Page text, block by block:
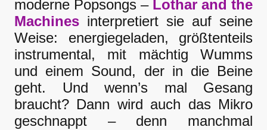
moderne Popsongs – Lothar and the
Machines interpretiert sie auf seine
Weise: energiegeladen, größtenteils
instrumental, mit mächtig Wumms
und einem Sound, der in die Beine
geht. Und wenn’s mal Gesang
braucht? Dann wird auch das Mikro
geschnappt – denn manchmal